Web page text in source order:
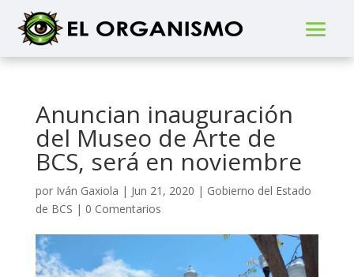
Anuncian inauguración
del Museo de Arte de
BCS, será en noviembre
por Iván Gaxiola | Jun 21, 2020 | Gobierno del Estado
de BCS | 0 Comentarios